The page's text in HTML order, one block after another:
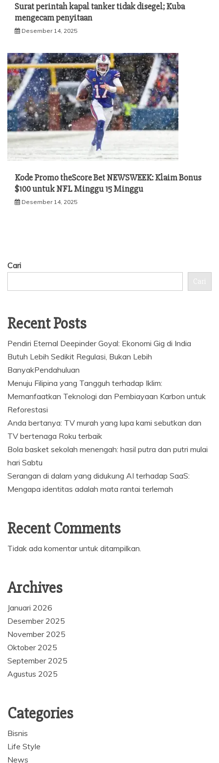
Surat perintah kapal tanker tidak disegel; Kuba
mengecam penyitaan
Desember 14, 2025
Kode Promo theScore Bet NEWSWEEK: Klaim Bonus
$100 untuk NFL Minggu 15 Minggu
Desember 14, 2025
Cari
Cari
Recent Posts
Pendiri Eternal Deepinder Goyal: Ekonomi Gig di India
Butuh Lebih Sedikit Regulasi, Bukan Lebih
BanyakPendahuluan
Menuju Filipina yang Tangguh terhadap Iklim:
Memanfaatkan Teknologi dan Pembiayaan Karbon untuk
Reforestasi
Anda bertanya: TV murah yang lupa kami sebutkan dan
TV bertenaga Roku terbaik
Bola basket sekolah menengah: hasil putra dan putri mulai
hari Sabtu
Serangan di dalam yang didukung AI terhadap SaaS:
Mengapa identitas adalah mata rantai terlemah
Recent Comments
Tidak ada komentar untuk ditampilkan.
Archives
Januari 2026
Desember 2025
November 2025
Oktober 2025
September 2025
Agustus 2025
Categories
Bisnis
Life Style
News